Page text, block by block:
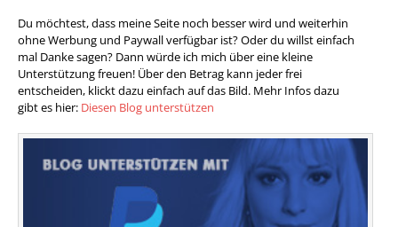
Du möchtest, dass meine Seite noch besser wird und weiterhin
ohne Werbung und Paywall verfügbar ist? Oder du willst einfach
mal Danke sagen? Dann würde ich mich über eine kleine
Unterstützung freuen! Über den Betrag kann jeder frei
entscheiden, klickt dazu einfach auf das Bild. Mehr Infos dazu
gibt es hier: Diesen Blog unterstützen